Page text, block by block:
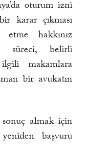
oturum izni
karar çıkması
hakkınız
süreci, belirli
makamlara
bir avukatın
almak için
başvuru